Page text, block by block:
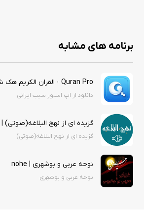
برنامه های مشابه
Quran Pro · القران الكريم هک شده
دانلود از اپ استور سیب ایرانی
گزیده ای از نهج البلاغه(صوتی) | NahjolBalaghe
گزیده ای از نهج البلاغه(صوتی)
نوحه عربی و بوشهری | nohe
نوحه عربی و بوشهری